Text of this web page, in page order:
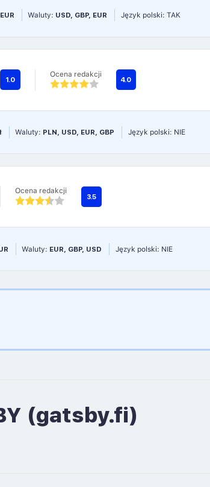
Waluty: USD, GBP, EUR Język polski: TAK
1.0
Ocena redakcji
4.0
Waluty: PLN, USD, EUR, GBP Język polski: NIE
Ocena redakcji
3.5
Waluty: EUR, GBP, USD Język polski: NIE
(gatsby.fi)